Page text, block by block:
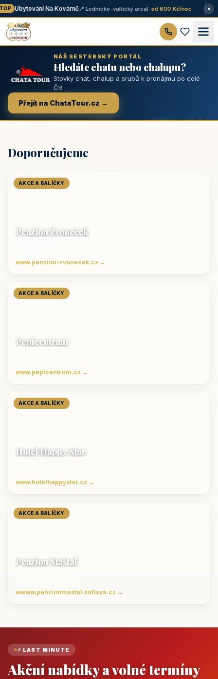
Ubytování Na Kovárně📍 Lednicko-valtický areál· od 600 Kč/noc ×
NÁŠ SESTERSKÝ PORTÁL
Hledáte chatu nebo chalupu?
Stovky chat, chalup a srubů k pronájmu po celé
ČR.
Přejít na ChataTour.cz →
Doporučujeme
AKCE A BALÍČKY
Penzion Zvoneček
www.penzion-zvonecek.cz →
AKCE A BALÍČKY
Pepicentrum
www.pepicentrum.cz →
AKCE A BALÍČKY
Hotel Happy Star
www.hotelhappystar.cz →
AKCE A BALÍČKY
Penzion Maštal
wwww.penzionmastal.satlava.cz →
⚡ LAST MINUTE
Akční nabídky a volné termíny